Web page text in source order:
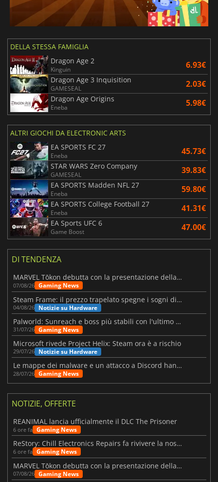
DELLA STESSA FAMIGLIA
Dragon Age 2
Kinguin 6.93€
Dragon Age 3 Inquisition
GAMESEAL 2.03€
Dragon Age Origins
Eneba 5.98€
ALTRI GIOCHI DA ELECTRONIC ARTS
EA SPORTS FC 27
Eneba 45.73€
STAR WARS Zero Company
GAMESEAL 39.83€
EA SPORTS Madden NFL 27
Eneba 59.80€
EA SPORTS College Football 27
Eneba 41.31€
EA Sports UFC 6
Game Boost 47.00€
DI TENDENZA
MARVEL Tōkon debutta con la presentazione della roadmap per il primo anno
07/08/26 Gaming News
Steam Frame: il prezzo trapelato spegne i sogni di un VR economico
04/08/26 Notizie su Hardware
Palworld: Sunreach e boss più stabili con l'ultimo update
31/07/26 Gaming News
Microsoft rivede Project Helix: Steam ora è a rischio
29/07/26 Notizie su Hardware
Le mappe dei malware e un attacco a Discord hanno colpito Meccha Chameleon
28/07/26 Gaming News
NOTIZIE, OFFERTE
REANIMAL lancia ufficialmente il DLC The Prisoner
6 ore fa Gaming News
ReStory: Chill Electronics Repairs fa rivivere la nostalgia degli anni 2000
6 ore fa Gaming News
MARVEL Tōkon debutta con la presentazione della roadmap per il primo anno
07/08/26 Gaming News